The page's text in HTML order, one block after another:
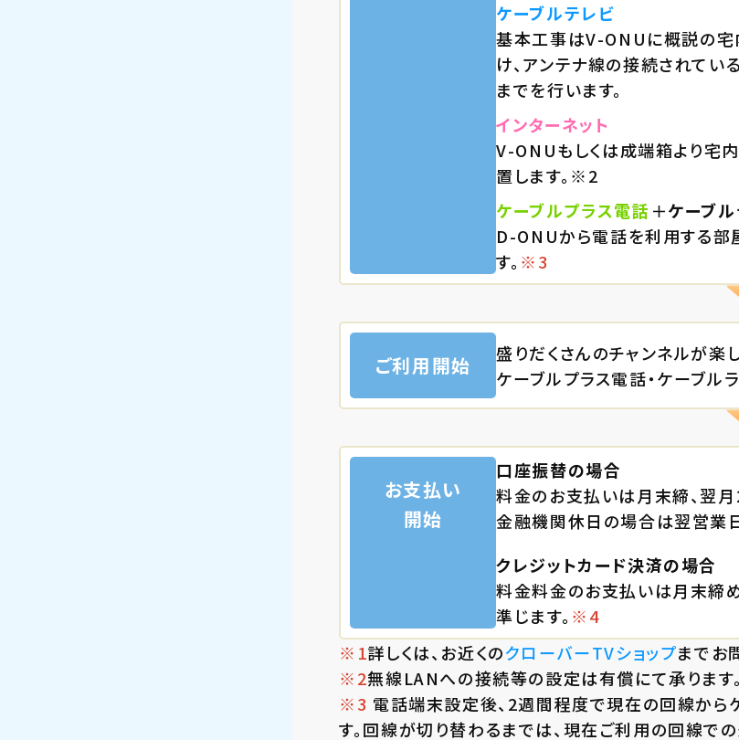
ケーブルテレビ
基本工事はV-ONUに概説の宅
け、アンテナ線の接続されて
までを行います。
インターネット
V-ONUもしくは成端箱より宅
置します。 ※2
ケーブルプラス電話 ＋ケーブル
D-ONUから電話を利用する部
す。 ※3
ご利用開始
盛りだくさんのチャンネルが楽
ケーブルプラス電話・ケーブル
お支払い
開始
口座振替の場合
料金のお支払いは月末締、翌
金融機関休日の場合は翌営業
クレジットカード決済の場合
料金料金のお支払いは月末締
準じます。 ※4
詳しくは、お近くのクローバーTVショップまでお
無線LANへの接続等の設定は有償にて承ります。
電話端末設定後、2週間程度で現在の回線から
す。回線が切り替わるまでは、現在ご利用の回線で